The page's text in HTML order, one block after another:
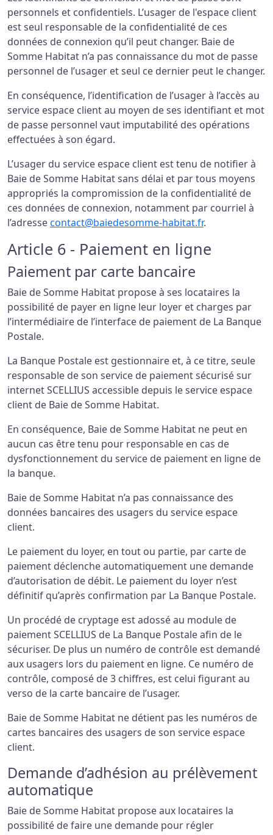
personnels et confidentiels. L’usager de l'espace client
est seul responsable de la confidentialité de ces
données de connexion qu’il peut changer. Baie de
Somme Habitat n’a pas connaissance du mot de passe
personnel de l’usager et seul ce dernier peut le changer.
En conséquence, l’identification de l’usager à l’accès au
service espace client au moyen de ses identifiant et mot
de passe personnel vaut imputabilité des opérations
effectuées à son égard.
L’usager du service espace client est tenu de notifier à
Baie de Somme Habitat sans délai et par tous moyens
appropriés la compromission de la confidentialité de
ces données de connexion, notamment par courriel à
l’adressecontact@baiedesomme-habitat.fr.
Article 6 - Paiement en ligne
Paiement par carte bancaire
Baie de Somme Habitat propose à ses locataires la
possibilité de payer en ligne leur loyer et charges par
l’intermédiaire de l’interface de paiement de La Banque
Postale.
La Banque Postale est gestionnaire et, à ce titre, seule
responsable de son service de paiement sécurisé sur
internet SCELLIUS accessible depuis le service espace
client de Baie de Somme Habitat.
En conséquence, Baie de Somme Habitat ne peut en
aucun cas être tenu pour responsable en cas de
dysfonctionnement du service de paiement en ligne de
la banque.
Baie de Somme Habitat n’a pas connaissance des
données bancaires des usagers du service espace
client.
Le paiement du loyer, en tout ou partie, par carte de
paiement déclenche automatiquement une demande
d’autorisation de débit. Le paiement du loyer n’est
définitif qu’après confirmation par La Banque Postale.
Un procédé de cryptage est adossé au module de
paiement SCELLIUS de La Banque Postale afin de le
sécuriser. De plus un numéro de contrôle est demandé
aux usagers lors du paiement en ligne. Ce numéro de
contrôle, composé de 3 chiffres, est celui figurant au
verso de la carte bancaire de l’usager.
Baie de Somme Habitat ne détient pas les numéros de
cartes bancaires des usagers de son service espace
client.
Demande d’adhésion au prélèvement
automatique
Baie de Somme Habitat propose aux locataires la
possibilité de faire une demande pour régler